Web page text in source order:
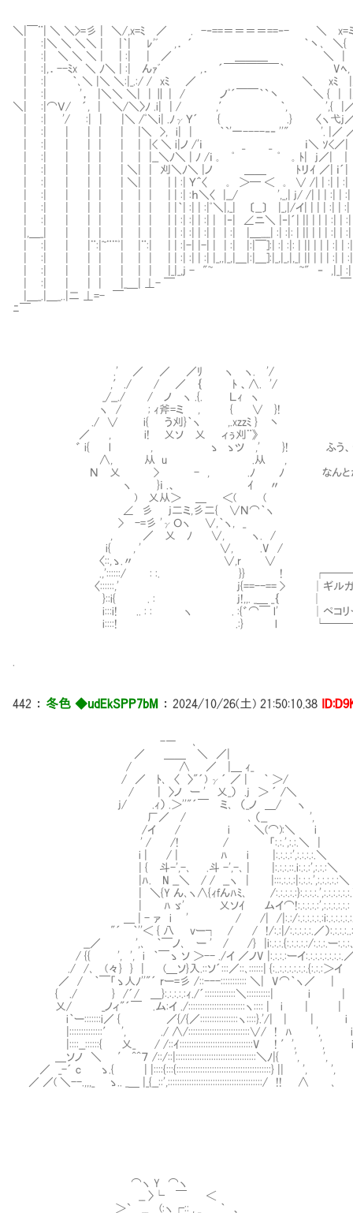
＼|￣¨| ＼ ＼>=彡 | ＼/,x=ﾐ ／ . -‐==＝＝＝＝==‐- ＼ x=
| :|＼ ＼ ＼＼ | |｀| ﾚ'ﾞ ,． ´ ｀丶､ ＼{
| :| ＼ ＼ ＼ | | :| | ／ ＿＿＿ ＼ | .|
| :|,．--ﾐx ＼ ﾉ＼ | :| んｧﾞ ,． ´￣￣￣￣￣｀ V
| :| ｀､＼ |＼ ＼:|_.:/ / xﾐ ／ ＼ xﾐ |
| :| '， |＼＼ ＼| | ∥ | / ノﾟ´￣￣｀`丶 ＼ { | |
＼| :|⌒Ｖ/ ´, | ＼/＼〉ﾉ .i| | / ,′ ｀, ',{ |
| :| '/ :| | |＼ /ﾟ＼i| .ﾉγＹ´ { .} 〈ヽ弋j
| :| | | | | |＼ >, i| | ｀`'一----‐‐ ''" '. |
| :| | | | | | |< ＼ i|ノ /'ｉ _ _ ｉ＼ ｿ<
| :| | | | | | |__＼ﾉ＼ | ﾉ /ｉ ｡ ﾟ ﾟ ｡ ﾄ| j／|
| :| | | | | ＼| | 刈＼ﾉ＼ |ノ ＿＿ ﾄリｲ ／|
| :| | | | | ＼| | | | :| Ｙ＾〈 ｡ ＞─ ＜ ｡ ∨ /|
| :| | | | | | | | | :| :ｈ＼〈 |__/ ',_,| j/ /| | |
| :| | | | | | | | |｀| :| | :|ﾟ＼|,_| 〔__〕 |_,|/イ| |
| :| | | | | | | | | :| :| | :| | |‐| ∠ニ＼ |‐|´| || | |
|,＿_| | | | | | | | | :| :| | :| | | :| |＿___| :| :|: | || | | |
| :| | |¨:|~¨¨ﾟ| |¨:| | | :|-| |-| | | :| |:|￣]:| :| :|: | || | | | :| | :|
| :| | | | | | | | | :| :| | :| |_,,|_,|＿|:|＿]:|_,|_,|,_| || | | |
| :| | | | | | | |_|_,j - "~ ~" ‐ ,|_|
| :| | | | |_＿| ⊥- ￣ ￣└ー:|
|＿_.|＿_..|二 ⊥=- ￣ ￣
ﾆ￣ ￣
.' ／ ／ ／ﾘ ヽ ヽ. '/
,′./ / ／ ｛ ﾄ 、∧. '/
_/__./ / ノ ヽ .{. Ｌｨ ヽ
ヽ / ; ｨ斧=ミ , { ∨ }!
./ ∨ i{ う刈}｀ヽ ,.xzzﾐ } 丶
／ , i! 乂ソ 乂 ィぅ刈¨》
゛ i{ l , ゝ ゝツ ,' }! ふう、今回のキャ
∧, 从 u .从 ,
Ｎ 乂 > - , .ﾉ ﾉ なんとか無事終わ
ヽ }ｉ .、 ｲ 〃
) 乂从＞ ＿ ＜( (
∠ 彡 j二ミ,彡二{ ∨Ｎ⌒｀ヽ
> -=彡 'γＯヽ ∨,｀ヽ, _
, ／ 乂 ﾉ ∨, ヽ. /
i{ , ' ∨, .V /
〈::,ゝ.〃 ∨,r ∨
.,'::::::/ : :. }} !
〈::::::,' j{==--== > │ギルガメッシュ(
}::i{ . : j!,,. _＿ _
i:::i! .. : : ヽ . :{゛⌒￣ l' │ペコリーヌの妹
i::::! .:} l
442 ： 冬色 ◆udEkSPP7bM ： 2024/10/26(土) 21:50:10.38
-― ､
／ ＿＿ ＼ ／|
/ ∧ ／ |＿ ｨ_
/ ／ ﾄ､ 〈 〉"´) γ´ ／ | ｀ ＞/
/ | 〉ノ ー ' 乂_） .j ＞ ´ /＼
j/ .ｨ） .＞''"´￣ ミ､ （_ノ ＿/ ヽ
厂／ / ､ （__ ',
/イ / i ＼(⌒):＼ i
' / /! / 「:.:.',:.:.＼ |
i | / | ﾊ i |:.:.:.:',:.:.:.:.＼
| { 斗-',-､ .斗 -',-､ | |:.:.:.::.i:.:.:',:.:.:＼
|ﾊ. N __＼ / / __ヽ | |:::.:.:.:|:.:.:.',:.:.:.:.:＼
| ＼{Y ん､ヽ∧{ｨfんﾊﾐ､ /
| ﾊ ゞ' 乂ソｲ ムイ⌒!:.:.:.:.:',:.:.:.:.:.:
＿ | - ァ i ' / /| /|:.:/
"´ ｀''＜ { 八 vー┐ / / !/:.:|/:.:.:.:.:.／）:.:.:.:..:.:.:∨
__／ ',､ ｀￣ノ､ ー ' / /} |i:.:.:.{:.:.:.:.:/:.:.:.ー:.:.:､
/ {{ ', ', i ｀￣ゝ ソ ＞-- ./イ ／ノV |:.:.:.:ーイ:.:.:.:.:.:.:.:.／￣
./ /､ (々} } | (＿ソ}入.::ソ´:::／::､::::::| {:..:.:.:.:.:.:.{:.:.:＞イ
／ / ｀￣「ゝ人ﾉ''"´ rー=彡 /::---::::::::::: ＼| V⌒｀ヽ／ |
{ ./ } /´/ ＿}:.:.:.:.:ｨ./´:::::::::::::＼::::::::::| i |
乂/ _ノィ"´￣ .ム:イ ./::::::::::::::::::::::::ヽ:::: | i | |
i｀ー:::::::i／ { ／{/{／::::::::::::::::ヽ::::}.'/| | | i
|::::::::::::::′ ', ./ ∧/::::::::::::::::::::::::::∨/ ! ﾊ ', i
|::::__::::::{ 乂_ / /::ｲ:::::::::::::::::::::::::::::::V ! ′', ', i
＿ソノ ＼ ′ ^^７ /::/::|::::::::::::::::::::::::::::::::::＼ﾉ|{ ', ',
／ _-´ c ゝ.{ | |::::{:::{::::::::::::::::::::::::::::::::::::::::} || ',
／ ／( ＼--.,,,_ ゝ.. _＿ |_{__::',::::::::::::::::::::::::::::::::::::::::/ !! ∧
⌒ヽ Y ⌒ヽ
__ 〉└ ￣ ＜
＞` __ (:ヽ┌:: , _ ｀ 、